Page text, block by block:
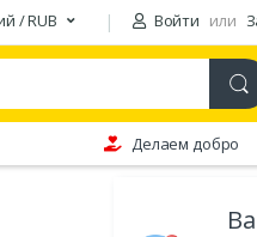
/ RUB Войти или
Делаем добро